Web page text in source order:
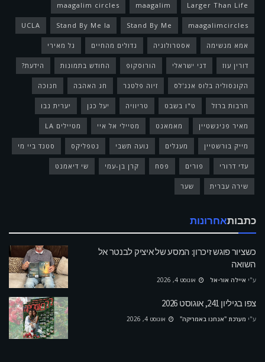
Larger Than Life
maagalim
maagalim circles
maagalimcircles
Stand By Me
Stand By Me la
UCLA
אמא מגשימה אסטרולוגיה גדולים מהחיים גל מאירי
דורין עוז דני ישראלי הורוסקופ החודש בתמונות הידעת?
הקונסוליה בלוס אנג'לס זיוה פלטנר חג האהבה חנוכה
חרבות ברזל ט"ו בשבט טריוויה יעל כגן יערית נבו
מאיר פניגשטיין מאמאנט מטיילי אל איי מטיילים LA
מייק בורשטיין מעגלים נועה תשבי נטפליקס סטנד ביי מי
עדי דרורי פורים פסח קרן בן-עמי שי דיאמנט
שירה עברית שער
כתבותאחרונות
כשציור פוגש זיכרון: המסע של איציק לבנטר אל
השואה
ע"י איילה אור-אל אוגוסט 4, 2026
צפו בגיליון 241, אוגוסט 2026
ע"י מערכת "אנחנו באמריקה" אוגוסט 4, 2026